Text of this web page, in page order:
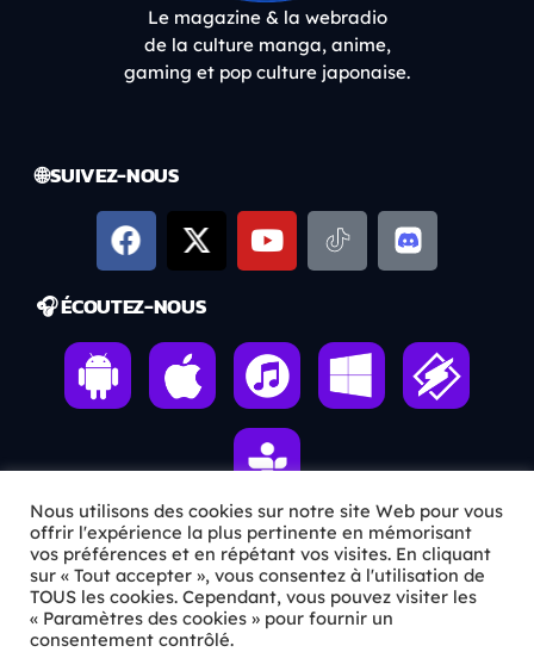
Le magazine & la webradio
de la culture manga, anime,
gaming et pop culture japonaise.
🌐 SUIVEZ-NOUS
🎧 ÉCOUTEZ-NOUS
ℹ️ INFOS PRATIQUES
✉️Contact
Nous utilisons des cookies sur notre site Web pour vous
offrir l'expérience la plus pertinente en mémorisant
vos préférences et en répétant vos visites. En cliquant
sur « Tout accepter », vous consentez à l'utilisation de
TOUS les cookies. Cependant, vous pouvez visiter les
« Paramètres des cookies » pour fournir un
consentement contrôlé.